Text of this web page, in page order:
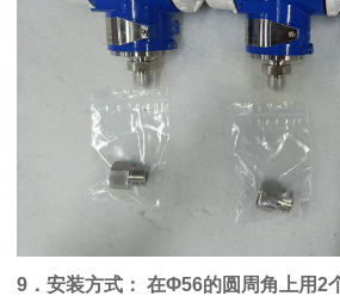
9．安装方式： 在Φ56的圆周角上用2